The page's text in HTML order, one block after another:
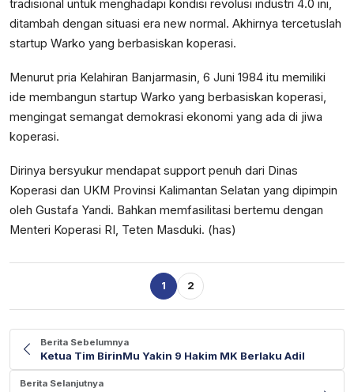
tradisional untuk menghadapi kondisi revolusi industri 4.0 ini,
ditambah dengan situasi era new normal. Akhirnya tercetuslah
startup Warko yang berbasiskan koperasi.
Menurut pria Kelahiran Banjarmasin, 6 Juni 1984 itu memiliki
ide membangun startup Warko yang berbasiskan koperasi,
mengingat semangat demokrasi ekonomi yang ada di jiwa
koperasi.
Dirinya bersyukur mendapat support penuh dari Dinas
Koperasi dan UKM Provinsi Kalimantan Selatan yang dipimpin
oleh Gustafa Yandi. Bahkan memfasilitasi bertemu dengan
Menteri Koperasi RI, Teten Masduki. (has)
1 2
Berita Sebelumnya
Ketua Tim BirinMu Yakin 9 Hakim MK Berlaku Adil
Berita Selanjutnya